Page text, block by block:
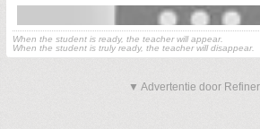
When the student is ready, the teacher will appear.
When the student is truly ready, the teacher will disappear.
▼ Advertentie door